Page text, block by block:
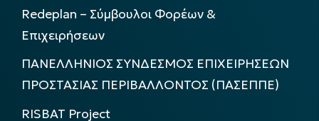
Redeplan – Σύμβουλοι Φορέων &
Επιχειρήσεων
ΠΑΝΕΛΛΗΝΙΟΣ ΣΥΝΔΕΣΜΟΣ ΕΠΙΧΕΙΡΗΣΕΩΝ
ΠΡΟΣΤΑΣΙΑΣ ΠΕΡΙΒΑΛΛΟΝΤΟΣ (ΠΑΣΕΠΠΕ)
RISBAT Project